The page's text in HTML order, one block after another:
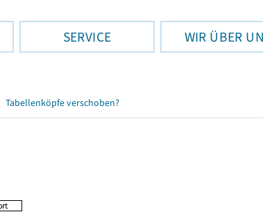
SERVICE WIR ÜBER
Tabellenköpfe verschoben?